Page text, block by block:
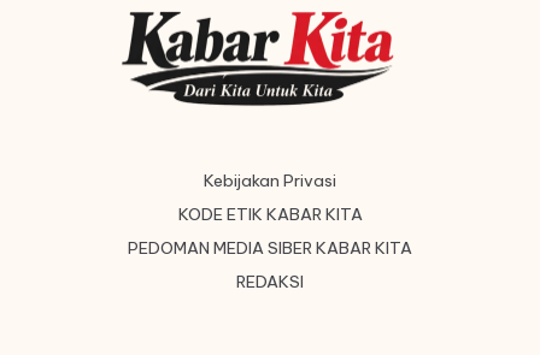
Kebijakan Privasi
KODE ETIK KABAR KITA
PEDOMAN MEDIA SIBER KABAR KITA
REDAKSI